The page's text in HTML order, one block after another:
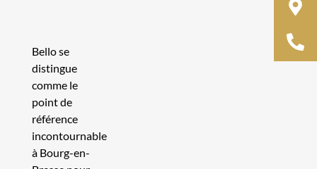
Bello se
distingue
comme le
point de
référence
incontournable
à Bourg-en-